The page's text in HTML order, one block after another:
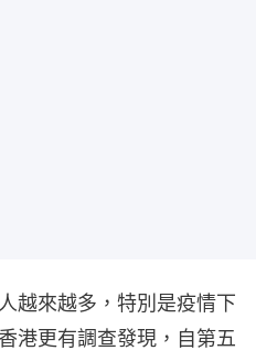
越來越多，特別是疫情下
港更有調查發現，自第五